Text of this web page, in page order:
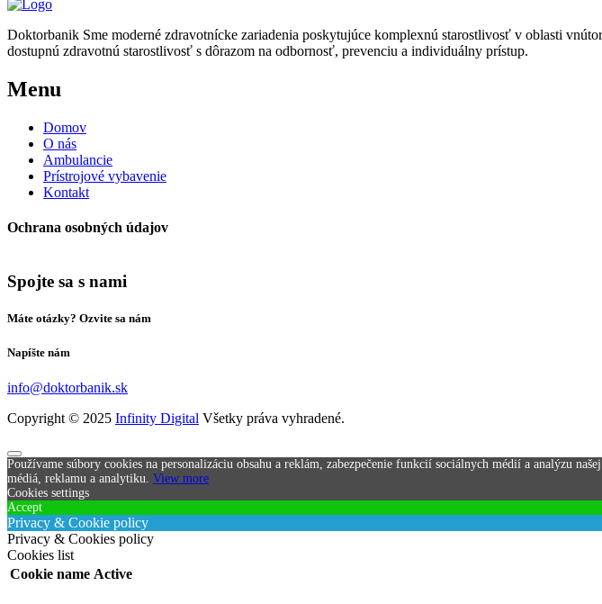
Doktorbanik Sme moderné zdravotnícke zariadenia poskytujúce komplexnú starostlivosť v oblasti
dostupnú zdravotnú starostlivosť s dôrazom na odbornosť, prevenciu a individuálny prístup.
Menu
Domov
O nás
Ambulancie
Prístrojové vybavenie
Kontakt
Ochrana osobných údajov
Spojte sa s nami
Máte otázky? Ozvite sa nám
Napíšte nám
info@doktorbanik.sk
Copyright © 2025 Infinity Digital Všetky práva vyhradené.
Používame súbory cookies na personalizáciu obsahu a reklám, zabezpečenie funkcií sociálnych médií a analýzu
médiá, reklamu a analytiku. View more
Cookies settings
Accept
Privacy & Cookie policy
Privacy & Cookies policy
Cookies list
Cookie name Active